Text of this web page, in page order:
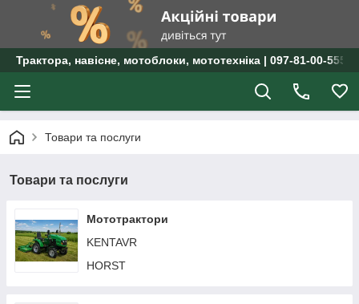
Трактора, навісне, мотоблоки, мототехніка | 097-81-00-555
Товари та послуги
Товари та послуги
Мототрактори
KENTAVR
HORST